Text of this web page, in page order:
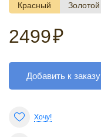
Красный Золотой
2499₽
Добавить к заказу
Хочу!